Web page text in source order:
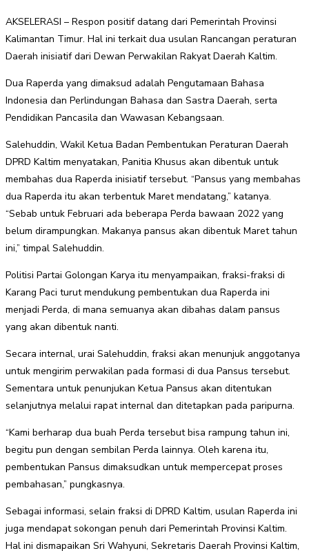
AKSELERASI – Respon positif datang dari Pemerintah Provinsi
Kalimantan Timur. Hal ini terkait dua usulan Rancangan peraturan
Daerah inisiatif dari Dewan Perwakilan Rakyat Daerah Kaltim.
Dua Raperda yang dimaksud adalah Pengutamaan Bahasa
Indonesia dan Perlindungan Bahasa dan Sastra Daerah, serta
Pendidikan Pancasila dan Wawasan Kebangsaan.
Salehuddin, Wakil Ketua Badan Pembentukan Peraturan Daerah
DPRD Kaltim menyatakan, Panitia Khusus akan dibentuk untuk
membahas dua Raperda inisiatif tersebut. “Pansus yang membahas
dua Raperda itu akan terbentuk Maret mendatang,” katanya.
“Sebab untuk Februari ada beberapa Perda bawaan 2022 yang
belum dirampungkan. Makanya pansus akan dibentuk Maret tahun
ini,” timpal Salehuddin.
Politisi Partai Golongan Karya itu menyampaikan, fraksi-fraksi di
Karang Paci turut mendukung pembentukan dua Raperda ini
menjadi Perda, di mana semuanya akan dibahas dalam pansus
yang akan dibentuk nanti.
Secara internal, urai Salehuddin, fraksi akan menunjuk anggotanya
untuk mengirim perwakilan pada formasi di dua Pansus tersebut.
Sementara untuk penunjukan Ketua Pansus akan ditentukan
selanjutnya melalui rapat internal dan ditetapkan pada paripurna.
“Kami berharap dua buah Perda tersebut bisa rampung tahun ini,
begitu pun dengan sembilan Perda lainnya. Oleh karena itu,
pembentukan Pansus dimaksudkan untuk mempercepat proses
pembahasan,” pungkasnya.
Sebagai informasi, selain fraksi di DPRD Kaltim, usulan Raperda ini
juga mendapat sokongan penuh dari Pemerintah Provinsi Kaltim.
Hal ini dismapaikan Sri Wahyuni, Sekretaris Daerah Provinsi Kaltim,